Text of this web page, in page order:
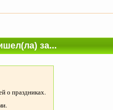
за...
о праздниках.